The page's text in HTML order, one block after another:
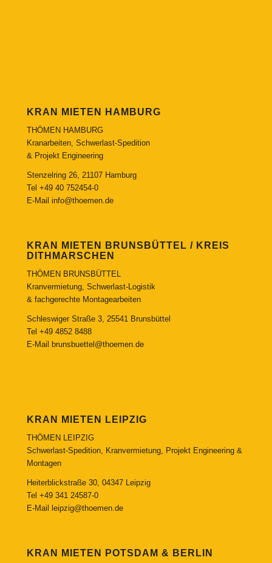
KRAN MIETEN HAMBURG
THÖMEN HAMBURG
Kranarbeiten, Schwerlast-Spedition
& Projekt Engineering
Stenzelring 26, 21107 Hamburg
Tel +49 40 752454-0
E-Mail info@thoemen.de
KRAN MIETEN BRUNSBÜTTEL / KREIS
DITHMARSCHEN
THÖMEN BRUNSBÜTTEL
Kranvermietung, Schwerlast-Logistik
& fachgerechte Montagearbeiten
Schleswiger Straße 3, 25541 Brunsbüttel
Tel +49 4852 8488
E-Mail
brunsbuettel@thoemen.de
KRAN MIETEN LEIPZIG
THÖMEN LEIPZIG
Schwerlast-Spedition, Kranvermietung, Projekt Engineering &
Montagen
Heiterblickstraße 30, 04347 Leipzig
Tel +49 341 24587-0
E-Mail
leipzig@thoemen.de
KRAN MIETEN POTSDAM & BERLIN